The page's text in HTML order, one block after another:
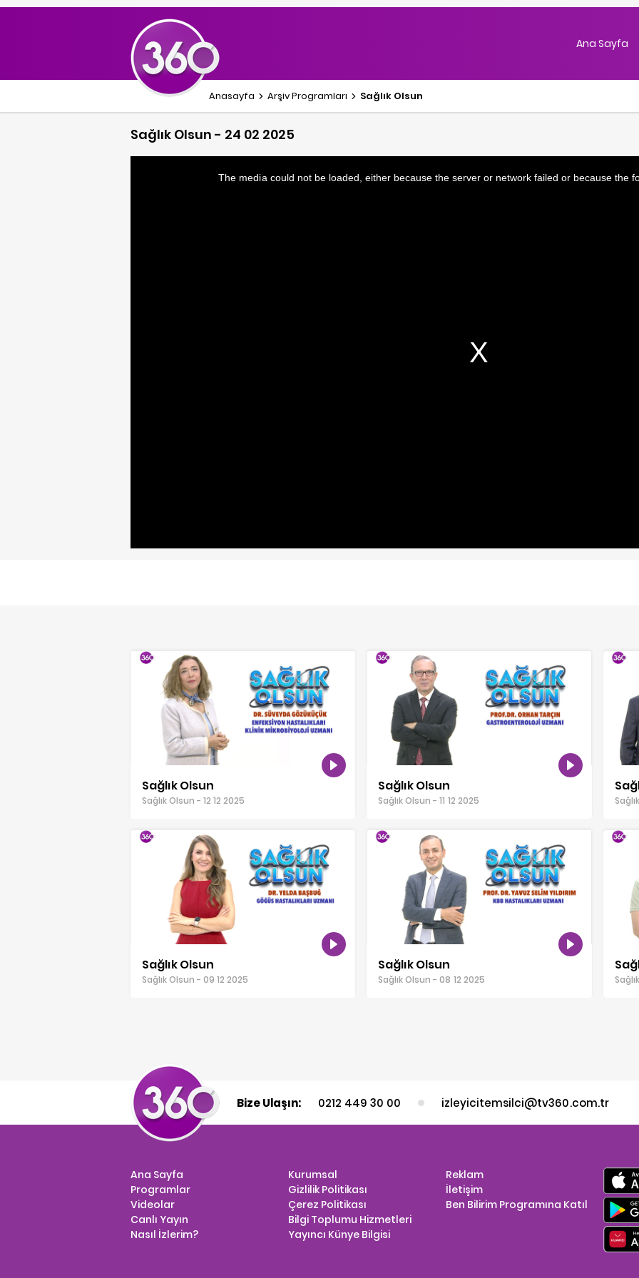
Ana Sayfa
Anasayfa Arşiv Programları Sağlık Olsun
Sağlık Olsun - 24 02 2025
The media could not be loaded, either because the server or network failed or because the
Sağlık Olsun
Sağlık Olsun - 12 12 2025
Sağlık Olsun
Sağlık Olsun - 11 12 2025
Sağlık Olsun
Sağlık Olsun - 09 12 2025
Sağlık Olsun
Sağlık Olsun - 08 12 2025
Bize Ulaşın: 0212 449 30 00 izleyicitemsilci@tv360.com.tr
Ana Sayfa
Programlar
Videolar
Canlı Yayın
Nasıl İzlerim?
Kurumsal
Gizlilik Politikası
Çerez Politikası
Bilgi Toplumu Hizmetleri
Yayıncı Künye Bilgisi
Reklam
İletişim
Ben Bilirim Programına Katıl